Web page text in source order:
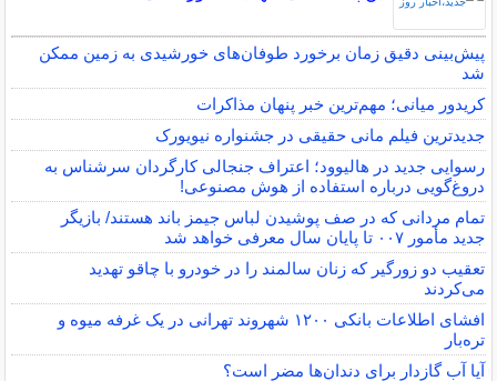
پیش‌بینی دقیق زمان برخورد طوفان‌های خورشیدی به زمین ممکن
شد
کریدور میانی؛ مهم‌ترین خبر پنهان مذاکرات
جدیدترین فیلم مانی حقیقی در جشنواره نیویورک
رسوایی جدید در هالیوود؛ اعتراف جنجالی کارگردان سرشناس به
دروغ‌گویی درباره استفاده از هوش مصنوعی!
تمام مردانی که در صف پوشیدن لباس جیمز باند هستند/ بازیگر
جدید مأمور ۰۰۷ تا پایان سال معرفی خواهد شد
تعقیب دو زورگیر که زنان سالمند را در خودرو با چاقو تهدید
می‌کردند
افشای اطلاعات بانکی ۱۲۰۰ شهروند تهرانی در یک غرفه میوه و
تره‌بار
آیا آب گازدار برای دندان‌ها مضر است؟